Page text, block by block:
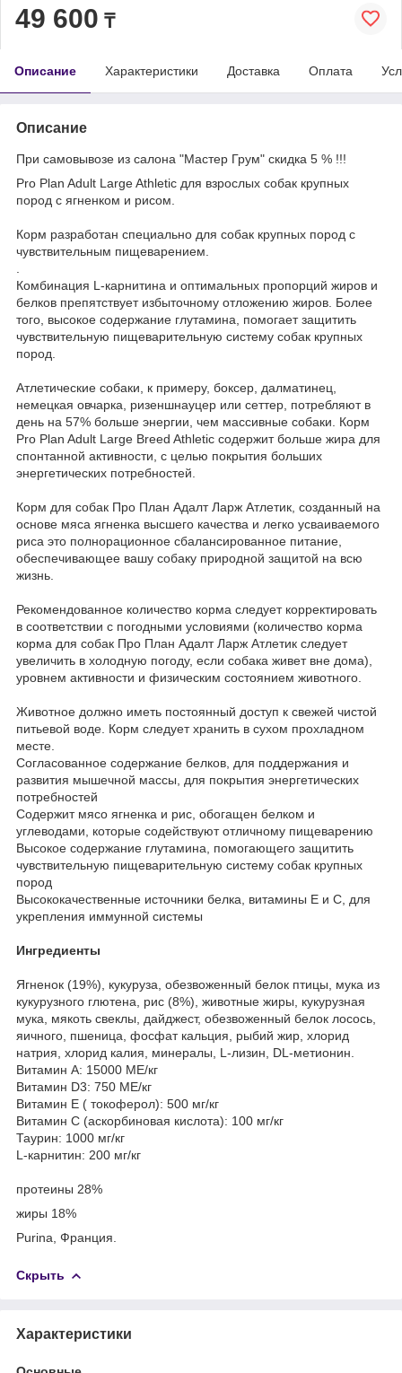
49 600 ₸
Описание Характеристики Доставка Оплата
Описание
При самовывозе из салона "Мастер Грум" скидка 5 % !!!
Pro Plan Adult Large Athletic для взрослых собак крупных
пород с ягненком и рисом.
Корм разработан специально для собак крупных пород с
чувствительным пищеварением.
Комбинация L-карнитина и оптимальных пропорций жиров и
белков препятствует избыточному отложению жиров. Более
того, высокое содержание глутамина, помогает защитить
чувствительную пищеварительную систему собак крупных
пород.
Атлетические собаки, к примеру, боксер, далматинец,
немецкая овчарка, ризеншнауцер или сеттер, потребляют в
день на 57% больше энергии, чем массивные собаки. Корм
Pro Plan Adult Large Breed Athletic содержит больше жира для
спонтанной активности, с целью покрытия больших
энергетических потребностей.
Корм для собак Про План Адалт Ларж Атлетик, созданный на
основе мяса ягненка высшего качества и легко усваиваемого
риса это полнорационное сбалансированное питание,
обеспечивающее вашу собаку природной защитой на всю
жизнь.
Рекомендованное количество корма следует корректировать
в соответствии с погодными условиями (количество корма
корма для собак Про План Адалт Ларж Атлетик следует
увеличить в холодную погоду, если собака живет вне дома),
уровнем активности и физическим состоянием животного.
Животное должно иметь постоянный доступ к свежей чистой
питьевой воде. Корм следует хранить в сухом прохладном
месте.
Согласованное содержание белков, для поддержания и
развития мышечной массы, для покрытия энергетических
потребностей
Содержит мясо ягненка и рис, обогащен белком и
углеводами, которые содействуют отличному пищеварению
Высокое содержание глутамина, помогающего защитить
чувствительную пищеварительную систему собак крупных
пород
Высококачественные источники белка, витамины E и C, для
укрепления иммунной системы
Ингредиенты
Ягненок (19%), кукуруза, обезвоженный белок птицы, мука из
кукурузного глютена, рис (8%), животные жиры, кукурузная
мука, мякоть свеклы, дайджест, обезвоженный белок лосось,
яичного, пшеница, фосфат кальция, рыбий жир, хлорид
натрия, хлорид калия, минералы, L-лизин, DL-метионин.
Витамин А: 15000 МЕ/кг
Витамин D3: 750 МЕ/кг
Витамин E ( токоферол): 500 мг/кг
Витамин C (аскорбиновая кислота): 100 мг/кг
Таурин: 1000 мг/кг
L-карнитин: 200 мг/кг
протеины 28%
жиры 18%
Purina, Франция.
Скрыть
Характеристики